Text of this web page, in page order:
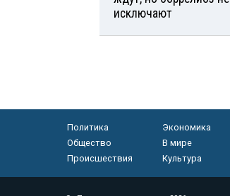
исключают
Политика
Экономика
Общество
В мире
Происшествия
Культура